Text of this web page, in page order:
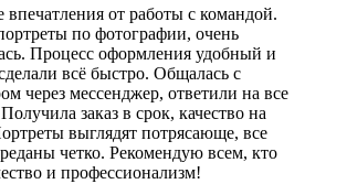
от работы с командой.
по фотографии, очень
Процесс оформления удобный и
всё быстро. Общалась с
через мессенджер, ответили на все
заказ в срок, качество на
выглядят потрясающе, все
четко. Рекомендую всем, кто
и профессионализм!